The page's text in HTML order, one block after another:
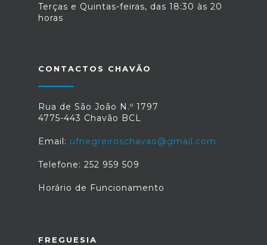
Terças e Quintas-feiras, das 18:30 às 20
horas
CONTACTOS CHAVÃO
Rua de São João N.º 1797
4775-443 Chavão BCL
Email: ufnegreiroschavao@gmail.com
Telefone: 252 959 509
Horário de Funcionamento
FREGUESIA